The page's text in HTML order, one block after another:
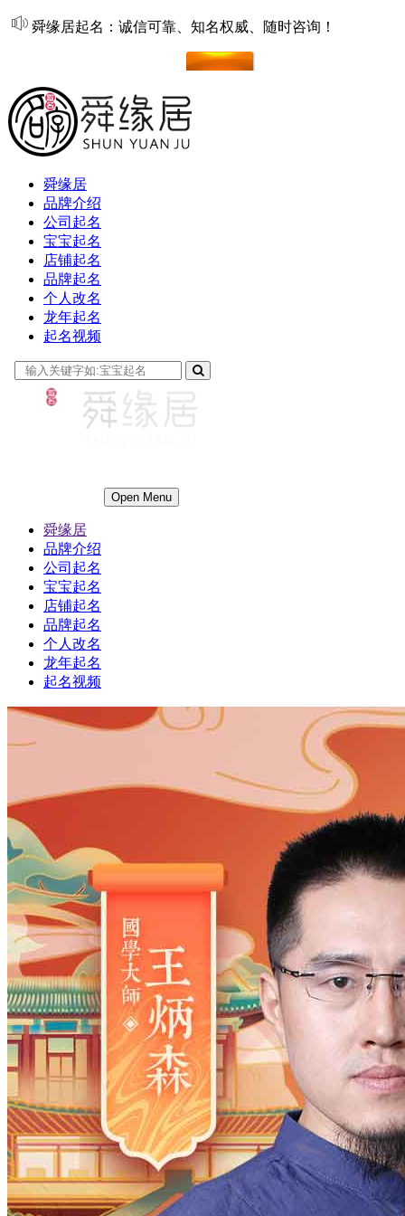
舜缘居起名：诚信可靠、知名权威、随时咨询！
舜缘居
品牌介绍
公司起名
宝宝起名
店铺起名
品牌起名
个人改名
龙年起名
起名视频
Open Menu
舜缘居
品牌介绍
公司起名
宝宝起名
店铺起名
品牌起名
个人改名
龙年起名
起名视频